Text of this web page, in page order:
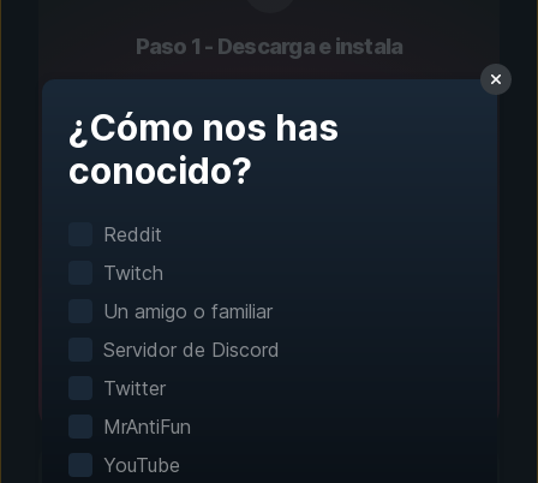
Paso 1 - Descarga e instala
clic
La detección inteligente de juegos encuentra
necesita configuración manual.
¿Cómo nos has
conocido?
Reddit
Twitch
Un amigo o familiar
Servidor de Discord
Twitter
MrAntiFun
YouTube